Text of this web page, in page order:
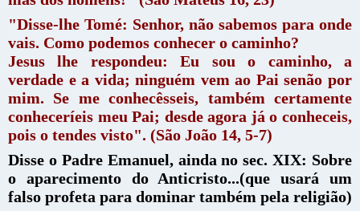
"Disse-lhe Tomé: Senhor, não sabemos para onde
vais. Como podemos conhecer o caminho?
Jesus lhe respondeu: Eu sou o caminho, a
verdade e a vida; ninguém vem ao Pai senão por
mim. Se me conhecêsseis, também certamente
conheceríeis meu Pai; desde agora já o conheceis,
pois o tendes visto". (São João 14, 5-7)
Disse o Padre Emanuel, ainda no sec. XIX: Sobre
o aparecimento do Anticristo...(que usará um
falso profeta para dominar também pela religião)